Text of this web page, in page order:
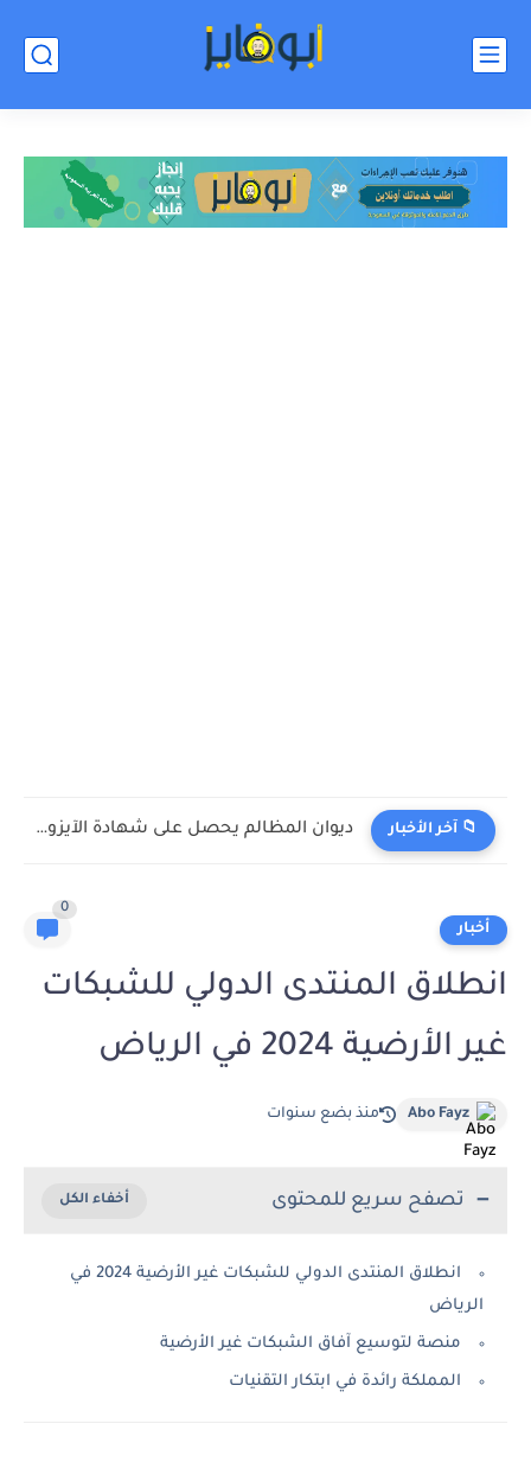
📁 آخر الأخبار ديوان المظالم يحصل على شهادة الآيزو في نظام إدارة الابتكار
أخبار
0
انطلاق المنتدى الدولي للشبكات
غير الأرضية 2024 في الرياض
Abo Fayz منذ بضع سنوات
تصفح سريع للمحتوى
انطلاق المنتدى الدولي للشبكات غير الأرضية 2024 في
الرياض
منصة لتوسيع آفاق الشبكات غير الأرضية
المملكة رائدة في ابتكار التقنيات